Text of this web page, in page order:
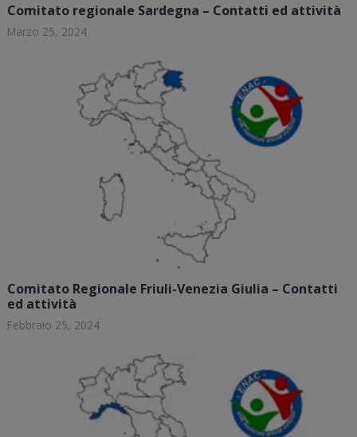
Comitato regionale Sardegna – Contatti ed attività
Marzo 25, 2024
Comitato Regionale Friuli-Venezia Giulia – Contatti
ed attività
Febbraio 25, 2024